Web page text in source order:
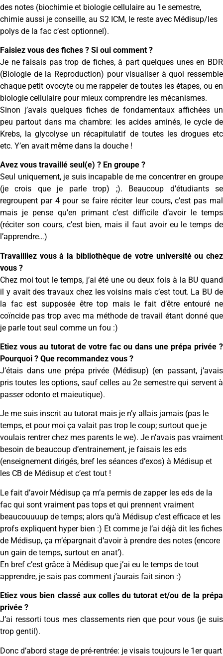
des notes (biochimie et biologie cellulaire au 1e semestre,
chimie aussi je conseille, au S2 ICM, le reste avec Médisup/les
polys de la fac c’est optionnel).
Faisiez vous des fiches ? Si oui comment ?
Je ne faisais pas trop de fiches, à part quelques unes en BDR
(Biologie de la Reproduction) pour visualiser à quoi ressemble
chaque petit ovocyte ou me rappeler de toutes les étapes, ou en
biologie cellulaire pour mieux comprendre les mécanismes.
Sinon j’avais quelques fiches de fondamentaux affichées un
peu partout dans ma chambre: les acides aminés, le cycle de
Krebs, la glycolyse un récapitulatif de toutes les drogues etc
etc. Y’en avait même dans la douche !
Avez vous travaillé seul(e) ? En groupe ?
Seul uniquement, je suis incapable de me concentrer en groupe
(je crois que je parle trop) ;). Beaucoup d’étudiants se
regroupent par 4 pour se faire réciter leur cours, c’est pas mal
mais je pense qu’en primant c’est difficile d’avoir le temps
(réciter son cours, c’est bien, mais il faut avoir eu le temps de
l’apprendre…)
Travailliez vous à la bibliothèque de votre université ou chez
vous ?
Chez moi tout le temps, j’ai été une ou deux fois à la BU quand
il y avait des travaux chez les voisins mais c’est tout. La BU de
la fac est supposée être top mais le fait d’être entouré ne
coïncide pas trop avec ma méthode de travail étant donné que
je parle tout seul comme un fou :)
Etiez vous au tutorat de votre fac ou dans une prépa privée ?
Pourquoi ? Que recommandez vous ?
J’étais dans une prépa privée (Médisup) (en passant, j’avais
pris toutes les options, sauf celles au 2e semestre qui servent à
passer odonto et maieutique).
Je me suis inscrit au tutorat mais je n’y allais jamais (pas le
temps, et pour moi ça valait pas trop le coup; surtout que je
voulais rentrer chez mes parents le we). Je n’avais pas vraiment
besoin de beaucoup d’entrainement, je faisais les eds
(enseignement dirigés, bref les séances d’exos) à Médisup et
les CB de Médisup et c’est tout !
Le fait d’avoir Médisup ça m’a permis de zapper les eds de la
fac qui sont vraiment pas tops et qui prennent vraiment
beaucouuuup de temps; alors qu’à Médisup c’est efficace et les
profs expliquent hyper bien :) Et comme je l’ai déjà dit les fiches
de Médisup, ça m’épargnait d’avoir à prendre des notes (encore
un gain de temps, surtout en anat’).
En bref c’est grâce à Médisup que j’ai eu le temps de tout
apprendre, je sais pas comment j’aurais fait sinon :)
Etiez vous bien classé aux colles du tutorat et/ou de la prépa
privée ?
J’ai ressorti tous mes classements rien que pour vous (je suis
trop gentil).
Donc d’abord stage de pré-rentrée: je visais toujours le 1er quart